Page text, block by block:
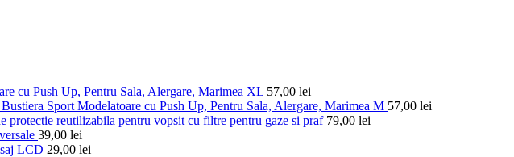
cu Push Up, Pentru Sala, Alergare, Marimea XL 57,00 lei
Bustiera Sport Modelatoare cu Push Up, Pentru Sala, Alergare, Marimea M 57,00 lei
protectie reutilizabila pentru vopsit cu filtre pentru gaze si praf 79,00 lei
39,00 lei
LCD 29,00 lei